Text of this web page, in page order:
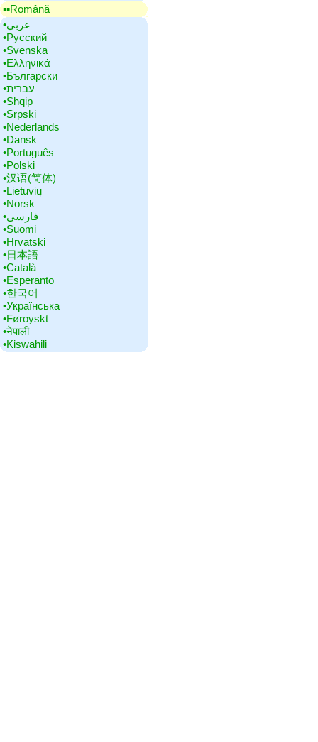
▪▪‎Română
•‎عربي
•‎Русский
•‎Svenska
•‎Ελληνικά
•‎Български
•‎עברית
•‎Shqip
•‎Srpski
•‎Nederlands
•‎Dansk
•‎Português
•‎Polski
•‎汉语(简体)
•‎Lietuvių
•‎Norsk
•‎فارسی
•‎Suomi
•‎Hrvatski
•‎日本語
•‎Català
•‎Esperanto
•‎한국어
•‎Українська
•‎Føroyskt
•‎नेपाली
•‎Kiswahili